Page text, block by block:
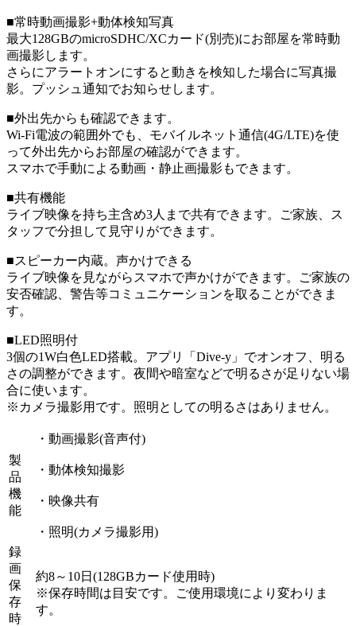
■常時動画撮影+動体検知写真
最大128GBのmicroSDHC/XCカード(別売)にお部屋を常時動
画撮影します。
さらにアラートオンにすると動きを検知した場合に写真撮
影。プッシュ通知でお知らせします。
■外出先からも確認できます。
Wi-Fi電波の範囲外でも、モバイルネット通信(4G/LTE)を使
って外出先からお部屋の確認ができます。
スマホで手動による動画・静止画撮影もできます。
■共有機能
ライブ映像を持ち主含め3人まで共有できます。ご家族、ス
タッフで分担して見守りができます。
■スピーカー内蔵。声かけできる
ライブ映像を見ながらスマホで声かけができます。ご家族の
安否確認、警告等コミュニケーションを取ることができま
す。
■LED照明付
3個の1W白色LED搭載。アプリ「Dive-y」でオンオフ、明る
さの調整ができます。夜間や暗室などで明るさが足りない場
合に使います。
※カメラ撮影用です。照明としての明るさはありません。
製
品
機
能
・動画撮影(音声付)
・動体検知撮影
・映像共有
・照明(カメラ撮影用)
録
画
保
存
時
約8～10日(128GBカード使用時)
※保存時間は目安です。ご使用環境により変わりま
す。